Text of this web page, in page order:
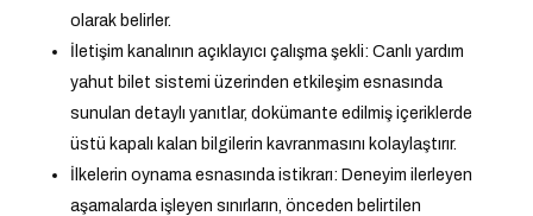
olarak belirler.
İletişim kanalının açıklayıcı çalışma şekli: Canlı yardım
yahut bilet sistemi üzerinden etkileşim esnasında
sunulan detaylı yanıtlar, dokümante edilmiş içeriklerde
üstü kapalı kalan bilgilerin kavranmasını kolaylaştırır.
İlkelerin oynama esnasında istikrarı: Deneyim ilerleyen
aşamalarda işleyen sınırların, önceden belirtilen